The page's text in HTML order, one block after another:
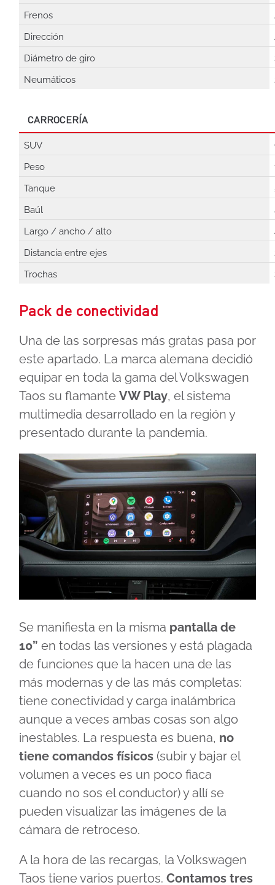
Frenos
Dirección
Diámetro de giro
Neumáticos
CARROCERÍA
SUV
Peso
Tanque
Baúl
Largo / ancho / alto
Distancia entre ejes
Trochas
Pack de conectividad
Una de las sorpresas más gratas pasa por
este apartado. La marca alemana decidió
equipar en toda la gama del Volkswagen
Taos su flamante VW Play, el sistema
multimedia desarrollado en la región y
presentado durante la pandemia.
Se manifiesta en la misma pantalla de
10” en todas las versiones y está plagada
de funciones que la hacen una de las
más modernas y de las más completas:
tiene conectividad y carga inalámbrica
aunque a veces ambas cosas son algo
inestables. La respuesta es buena, no
tiene comandos físicos (subir y bajar el
volumen a veces es un poco fiaca
cuando no sos el conductor) y allí se
pueden visualizar las imágenes de la
cámara de retroceso.
A la hora de las recargas, la Volkswagen
Taos tiene varios puertos. Contamos tres